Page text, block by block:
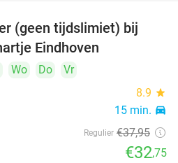
14%
(geen tijdslimiet) bij
Eindhoven
Wo Do
Vr
8.9 star
15 min. directions_car
Regulier €37,95
€32,75